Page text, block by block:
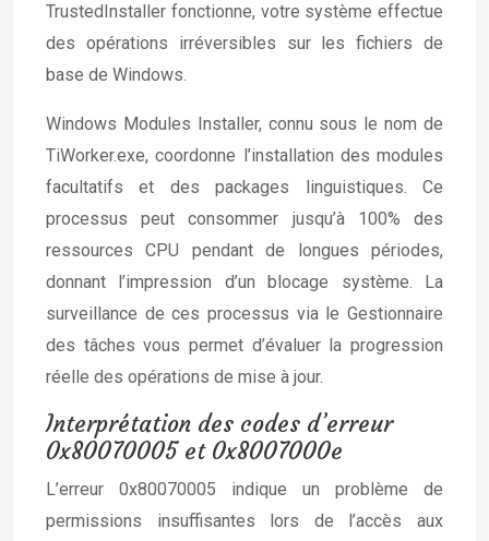
TrustedInstaller fonctionne, votre système effectue
des opérations irréversibles sur les fichiers de
base de Windows.
Windows Modules Installer, connu sous le nom de
TiWorker.exe, coordonne l’installation des modules
facultatifs et des packages linguistiques. Ce
processus peut consommer jusqu’à 100% des
ressources CPU pendant de longues périodes,
donnant l’impression d’un blocage système. La
surveillance de ces processus via le Gestionnaire
des tâches vous permet d’évaluer la progression
réelle des opérations de mise à jour.
Interprétation des codes d’erreur
0x80070005 et 0x8007000e
L’erreur 0x80070005 indique un problème de
permissions insuffisantes lors de l’accès aux